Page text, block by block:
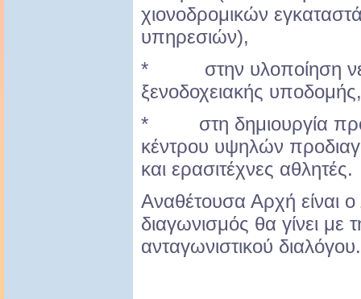
χιονοδρομικών
υπηρεσιών),
* στην υλοποίηση
ξενοδοχειακής υποδομής,
* στη δημιουργία
κέντρου υψηλών
και ερασιτέχνες αθλητές.
Αναθέτουσα Αρχή είναι
διαγωνισμός θα γίνει με
ανταγωνιστικού διαλόγου.